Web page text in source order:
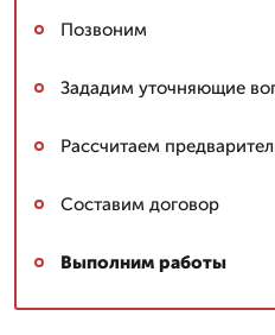
Позвоним
Зададим уточняющие
Рассчитаем
Составим договор
Выполним работы